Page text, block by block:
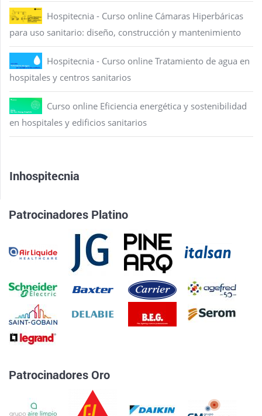
Hospitecnia - Curso online Cámaras Hiperbáricas
para uso sanitario: diseño, construcción y mantenimiento
Hospitecnia - Curso online Tratamiento de agua en
hospitales y centros sanitarios
Curso online Eficiencia energética y sostenibilidad
en hospitales y edificios sanitarios
Inhospitecnia
Patrocinadores Platino
Patrocinadores Oro